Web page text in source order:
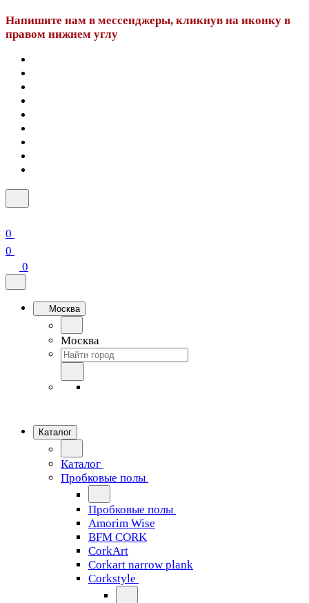
Напишите нам в мессенджеры, кликнув на иконку в
правом нижнем углу
0
0
0
Москва
Москва
Каталог
Каталог
Пробковые полы
Пробковые полы
Amorim Wise
BFM CORK
CorkArt
Corkart narrow plank
Corkstyle